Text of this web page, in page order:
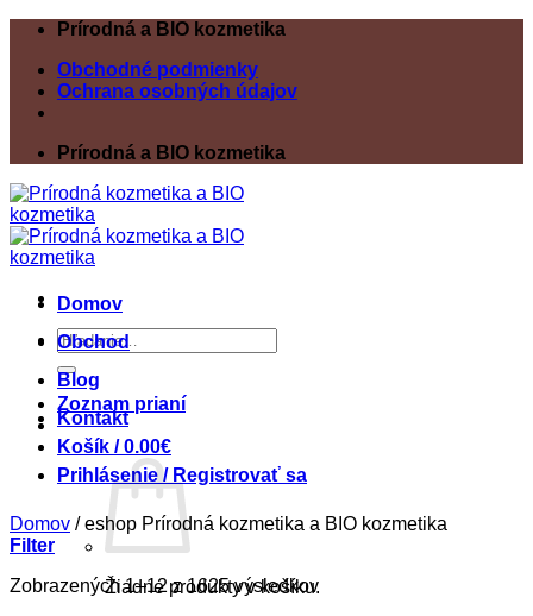
Skip
content
Prírodná a BIO kozmetika
Obchodné podmienky
Ochrana osobných údajov
Prírodná a BIO kozmetika
Hľadať:
Zoznam prianí
Košík /0.00€
Žiadne produkty v košíku.
Domov
Obchod
Blog
Kontakt
Prihlásenie / Registrovať sa
Domov /eshop Prírodná kozmetika a BIO kozmetika
Filter
Zobrazených 1–12 z 1625 výsledkovZoradené